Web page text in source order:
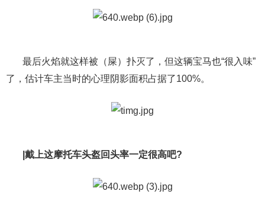
最后火焰就这样被（屎）扑灭了，但这辆宝马也“很入味”
了，估计车主当时的心理阴影面积占据了100%。
|戴上这摩托车头盔回头率一定很高吧?